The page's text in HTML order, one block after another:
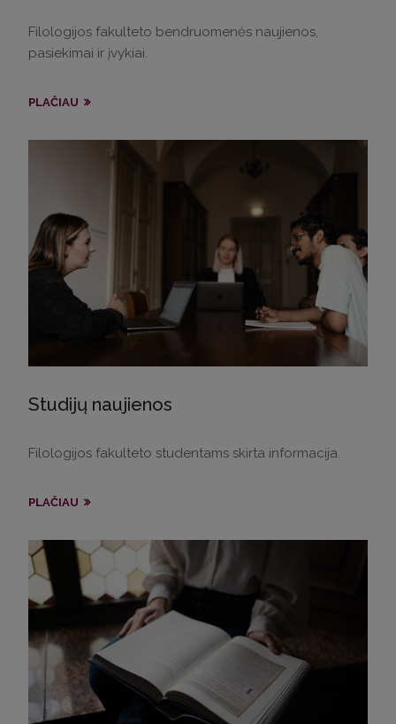
Filologijos fakulteto bendruomenės naujienos,
pasiekimai ir įvykiai.
PLAČIAU
Studijų naujienos
Filologijos fakulteto studentams skirta informacija.
PLAČIAU